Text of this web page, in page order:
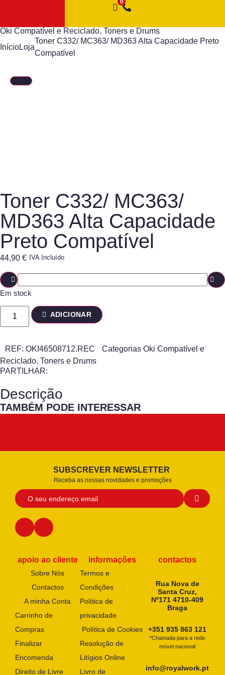
Oki Compatível e Reciclado, Toners e Drums
InícioLoja
Toner C332/ MC363/ MD363 Alta Capacidade Preto
Compatível
Toner C332/ MC363/
MD363 Alta Capacidade
Preto Compatível
44,90 € IVA Incluído
Em stock
ADICIONAR
REF: OKI46508712.REC Categorias Oki Compatível e
Reciclado, Toners e Drums
PARTILHAR:
Descrição
TAMBÉM PODE INTERESSAR
SUBSCREVER NEWSLETTER
Receba as nossas novidades e promoções
apoio ao cliente
Sobre Nós
Contactos
A minha Conta
Carrinho de
Compras
Finalizar
Encomenda
Direito de Livre
informações
Termos e
Condições
Política de
privacidade
Política de Cookies
Resolução de
Litígios Online
Livro de
contactos
Rua Nova de
Santa Cruz,
Nº171 4710-409
Braga
+351 935 863 121
*Chamada para a rede
móvel nacional
info@royalwork.pt